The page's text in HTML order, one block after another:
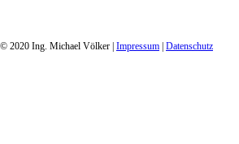
© 2020 Ing. Michael Völker | Impressum Datenschutz